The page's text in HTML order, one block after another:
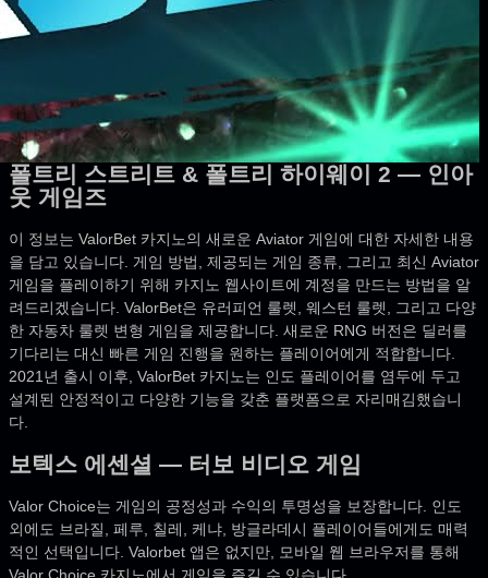
폴트리 스트리트 & 폴트리 하이웨이 2 — 인아
웃 게임즈
이 정보는 ValorBet 카지노의 새로운 Aviator 게임에 대한 자세한 내용
을 담고 있습니다. 게임 방법, 제공되는 게임 종류, 그리고 최신 Aviator
게임을 플레이하기 위해 카지노 웹사이트에 계정을 만드는 방법을 알
려드리겠습니다. ValorBet은 유러피언 룰렛, 웨스턴 룰렛, 그리고 다양
한 자동차 룰렛 변형 게임을 제공합니다. 새로운 RNG 버전은 딜러를
기다리는 대신 빠른 게임 진행을 원하는 플레이어에게 적합합니다.
2021년 출시 이후, ValorBet 카지노는 인도 플레이어를 염두에 두고
설계된 안정적이고 다양한 기능을 갖춘 플랫폼으로 자리매김했습니
다.
보텍스 에센셜 — 터보 비디오 게임
Valor Choice는 게임의 공정성과 수익의 투명성을 보장합니다. 인도
외에도 브라질, 페루, 칠레, 케냐, 방글라데시 플레이어들에게도 매력
적인 선택입니다. Valorbet 앱은 없지만, 모바일 웹 브라우저를 통해
Valor Choice 카지노에서 게임을 즐길 수 있습니다.